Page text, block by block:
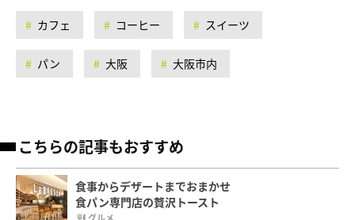
カフェ コーヒー スイーツ
パン 大阪 大阪市内
こちらの記事もおすすめ
食事からデザートまでおまかせ
食パン専門店の贅沢トースト